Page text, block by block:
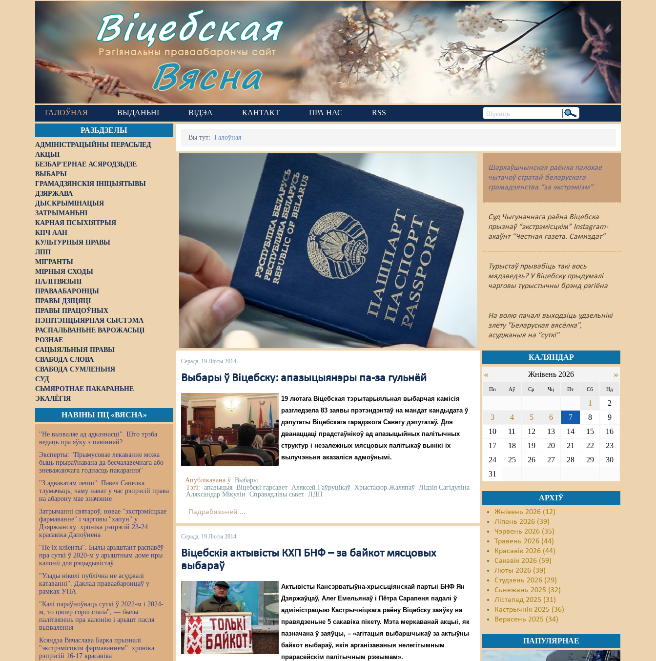
Віцебская
Рэгіянальны праваабарончы сайт
Вясна
ГАЛОЎНАЯ ВЫДАНЬНІ ВІДЭА КАНТАКТ ПРА НАС RSS
РАЗЬДЗЕЛЫ
АДМІНІСТРАЦЫЙНЫ ПЕРАСЬЛЕД
АКЦЫІ
БЕЗБАР'ЕРНАЕ АСЯРОДЗЬДЗЕ
ВЫБАРЫ
ГРАМАДЗЯНСКІЯ ІНІЦЫЯТЫВЫ
ДЗЯРЖАВА
ДЫСКРЫМІНАЦЫЯ
ЗАТРЫМАНЬНІ
КАРНАЯ ПСЫХІЯТРЫЯ
КПЧ ААН
КУЛЬТУРНЫЯ ПРАВЫ
ЛПП
МІГРАНТЫ
МІРНЫЯ СХОДЫ
ПАЛІТВЯЗЬНІ
ПРАВААБАРОНЦЫ
ПРАВЫ ДЗІЦЯЦІ
ПРАВЫ ПРАЦОЎНЫХ
ПЭНІТЭНЦЫЯРНАЯ СЫСТЭМА
РАСПАЛЬВАНЬНЕ ВАРОЖАСЬЦІ
РОЗНАЕ
САЦЫЯЛЬНЫЯ ПРАВЫ
СВАБОДА СЛОВА
СВАБОДА СУМЛЕНЬНЯ
СУД
СЬМЯРОТНАЕ ПАКАРАНЬНЕ
ЭКАЛЁГІЯ
НАВІНЫ ПЦ «ВЯСНА»
"Не вызваляе ад адказнасці". Што трэба
ведаць пра яўку з павіннай?
Эксперты: "Прымусовае лекаванне можа
быць прыраўнавана да бесчалавечнага або
зневажаючага годнасць пакарання"
"З адвакатам лепш": Павел Сапелка
тлумачыць, чаму нават у час рэпрэсій права
на абарону мае значэнне
Затрыманні святароў, новае "экстрэмісцкае
фармаванне" і чарговы "хапун" у
Дзяржынску: хроніка рэпрэсій 23-24
красавіка Дапоўнена
"Не іх кліенты". Былы арыштант распавёў
пра суткі ў 2020-м у арыштным доме пры
калоніі для рэцыдывістаў
"Улады ніколі публічна не асуджалі
катаванні". Даклад праваабаронцаў у
рамках УПА
"Калі параўноўваць суткі ў 2022-м і 2024-
м, то цяпер горш стала", — былы
палітвязень пра калонію і арышт пасля
вызвалення
Ксяндза Вячаслава Барка прызналі
"экстрэмісцкім фармаваннем": хроніка
рэпрэсій 16-17 красавіка
Вы тут:Галоўная
Шаркаўшчынская раёнка палохае
чытачоў стратай беларускага
грамадзянства “за экстрэмізм”
Суд Чыгуначнага раёна Віцебска
прызнаў “экстрэмісцкім” Instagram-
акаўнт “Честная газета. Самиздат”
Турыстаў прывабіць такі вось
мядзведзь? У Віцебску прыдумалі
чарговы турыстычны брэнд рэгіёна
На волю пачалі выходзіць удзельнікі
злёту "Беларуская вясёлка",
асуджаныя на "суткі"
Серада, 19 Люты 2014
Выбары ў Віцебску: апазыцыянэры па-за гульнёй
19 лютага Віцебская тэрытарыяльная выбарчая камісія
разгледзела 83 заявы прэтэндэнтаў на мандат кандыдата ў
дэпутаты Віцебскага гарадзкога Савету дэпутатаў. Для
дванаццаці прадстаўнікоў ад апазыцыйных палітычных
структур і незалежных мясцовых палітыкаў вынікі іх
вылучэньня аказаліся адмоўнымі.
Апублікавана ў Выбары
Тэгі:
апазыцыя Віцебскі гарсавет Аляксей Гаўруцікаў Хрыстафор Жаляпаў Лідзія Сагідуліна
Аляксандар Мікулін
Справядлівы сьвет ЛДП
Падрабязьней ...
Серада, 19 Люты 2014
Віцебскія актывісты КХП БНФ – за байкот мясцовых
выбараў
Актывісты Кансэрватыўна-хрысьціянскай партыі БНФ Ян
Дзяржаўцаў, Алег Емельянаў і Пётра Сарапеня падалі ў
адміністрацыю Кастрычніцкага раёну Віцебску заяўку на
правядзеньне 5 сакавіка пікету. Мэта меркаванай акцыі, як
пазначана ў заяўцы, – «агітацыя выбаршчыкаў за актыўны
байкот выбараў, якія арганізаваныя нелегітымным
прарасейскім палітычным рэжымам».
КАЛЯНДАР
« Жнівень 2026 »
Пн Аў Ср Чц Пт Сб Нд
1
2
3
4 5 6 7 8
9
10
11 12 13 14 15
16
17
18 19 20 21 22
23
24
25 26 27 28 29
30
31
АРХІЎ
Жнівень 2026 (12)
Ліпень 2026 (39)
Чэрвень 2026 (35)
Травень 2026 (44)
Красавік 2026 (44)
Сакавік 2026 (59)
Люты 2026 (39)
Студзень 2026 (29)
Сьнежань 2025 (32)
Лістапад 2025 (31)
Кастрычнік 2025 (36)
Верасень 2025 (34)
ПАПУЛЯРНАЕ